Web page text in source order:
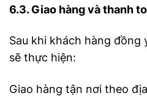
6.3. Giao hàng và thanh
Sau khi khách hàng đồng
sẽ thực hiện:
Giao hàng tận nơi theo